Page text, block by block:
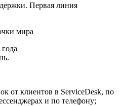
Первая линия
мира
от клиентов в ServiceDesk, по
и по телефону;